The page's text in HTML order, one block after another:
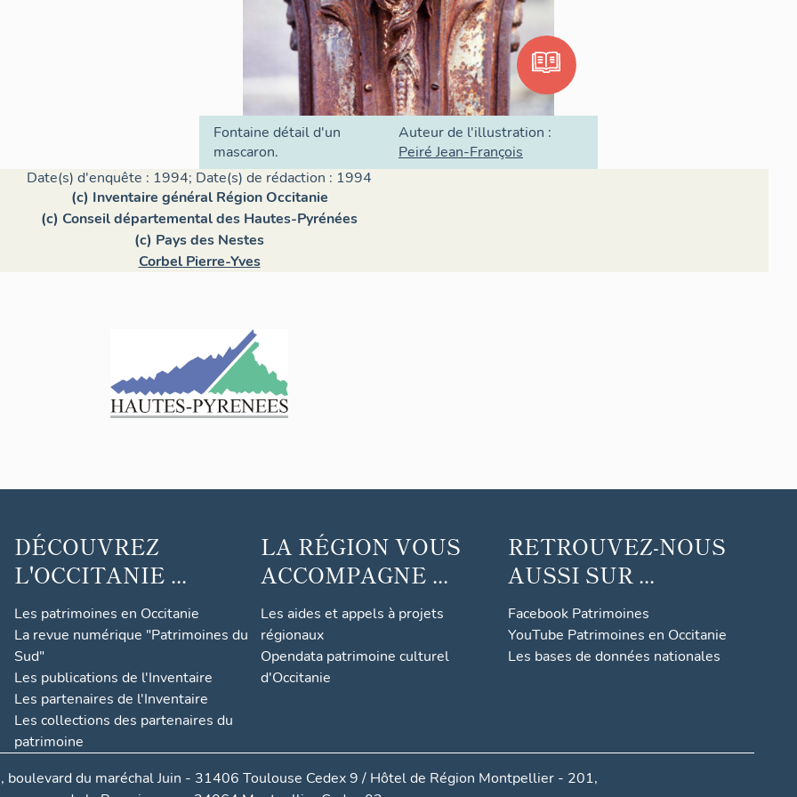
Fontaine détail d'un
mascaron.
Auteur de l'illustration :
Peiré Jean-François
Date(s) d'enquête : 1994; Date(s) de rédaction : 1994
(c) Inventaire général Région Occitanie
(c) Conseil départemental des Hautes-Pyrénées
(c) Pays des Nestes
Corbel Pierre-Yves
DÉCOUVREZ
L'OCCITANIE ...
Les patrimoines en Occitanie
La revue numérique "Patrimoines du
Sud"
Les publications de l'Inventaire
Les partenaires de l'Inventaire
Les collections des partenaires du
patrimoine
LA RÉGION VOUS
ACCOMPAGNE ...
Les aides et appels à projets
régionaux
Opendata patrimoine culturel
d'Occitanie
RETROUVEZ-NOUS
AUSSI SUR ...
Facebook Patrimoines
YouTube Patrimoines en Occitanie
Les bases de données nationales
du maréchal Juin - 31406 Toulouse Cedex 9 / Hôtel de Région Montpellier - 201,